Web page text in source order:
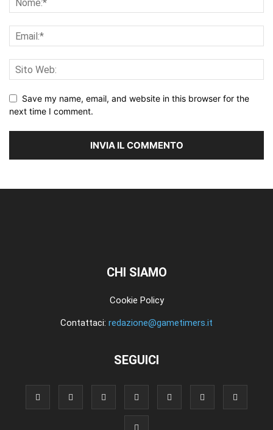
Save my name, email, and website in this browser for the
next time I comment.
CHI SIAMO
Cookie Policy
Contattaci: redazione@gametimers.it
SEGUICI